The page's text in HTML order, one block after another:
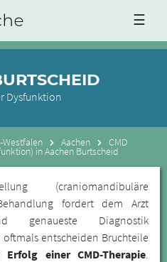
☰
Dysfunktion
Westfalen Aachen CMD
in Aachen Burtscheid
(craniomandibuläre
fordert dem Arzt
genaueste Diagnostik
entscheiden Bruchteile
Erfolg einer CMD-Therapie.